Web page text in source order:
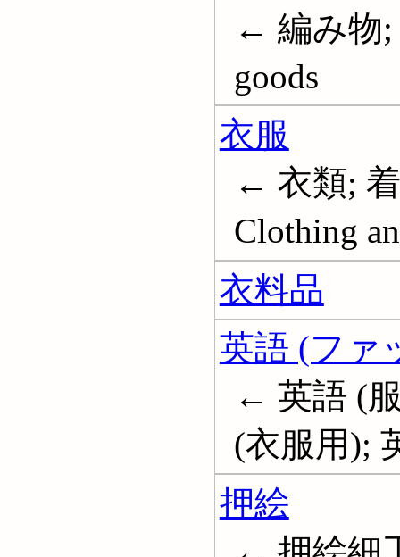
← 編み物;
goods
衣服
← 衣類;
Clothing
衣料品
英語 (ファ
← 英語 (
(衣服用);
押絵